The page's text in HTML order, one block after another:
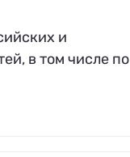
и
в том числе по